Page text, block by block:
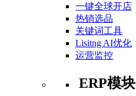
一键全球开店
热销选品
关键词工具
Lisitng AI优化
运营监控
ERP模块